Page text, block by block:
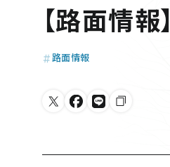
【路面情報】
路面情報